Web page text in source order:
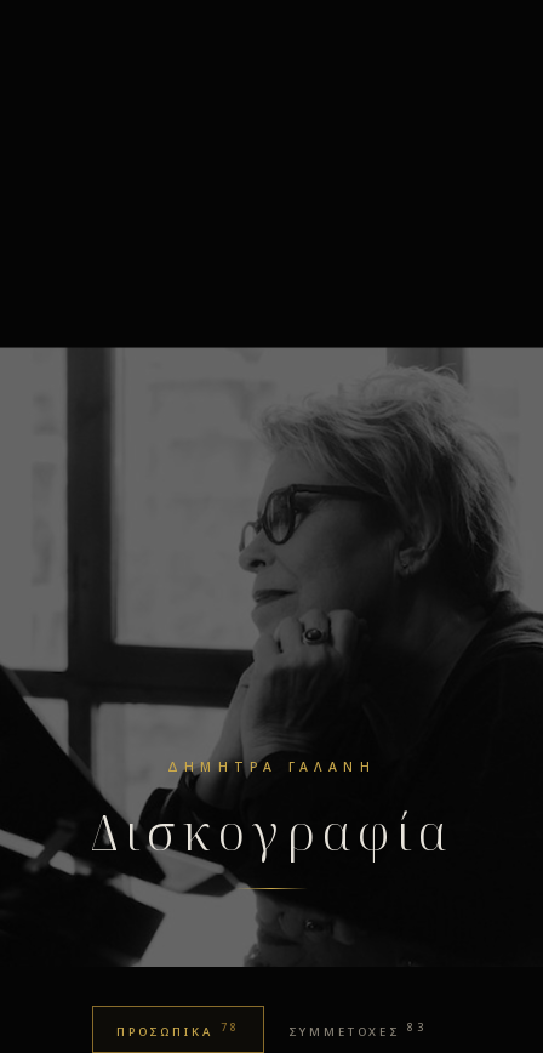
ΔΉΜΗΤΡΑ ΓΑΛΆΝΗ
Δισκογραφία
ΠΡΟΣΩΠΙΚΑ 78 ΣΥΜΜΕΤΟΧΕΣ 83